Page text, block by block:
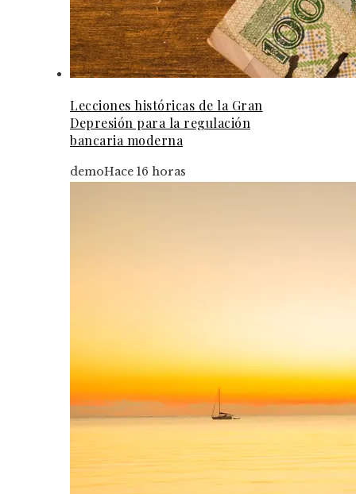
Lecciones históricas de la Gran
Depresión para la regulación
bancaria moderna
demoHace 16 horas